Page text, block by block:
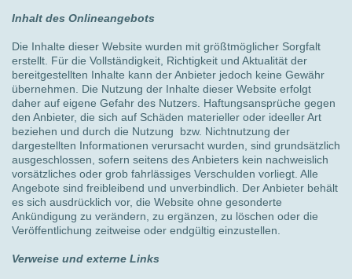
Inhalt des Onlineangebots
Die Inhalte dieser Website wurden mit größtmöglicher Sorgfalt
erstellt. Für die Vollständigkeit, Richtigkeit und Aktualität der
bereitgestellten Inhalte kann der Anbieter jedoch keine Gewähr
übernehmen. Die Nutzung der Inhalte dieser Website erfolgt
daher auf eigene Gefahr des Nutzers. Haftungsansprüche gegen
den Anbieter, die sich auf Schäden materieller oder ideeller Art
beziehen und durch die Nutzung bzw. Nichtnutzung der
dargestellten Informationen verursacht wurden, sind grundsätzlich
ausgeschlossen, sofern seitens des Anbieters kein nachweislich
vorsätzliches oder grob fahrlässiges Verschulden vorliegt. Alle
Angebote sind freibleibend und unverbindlich. Der Anbieter behält
es sich ausdrücklich vor, die Website ohne gesonderte
Ankündigung zu verändern, zu ergänzen, zu löschen oder die
Veröffentlichung zeitweise oder endgültig einzustellen.
Verweise und externe Links